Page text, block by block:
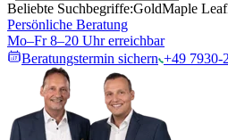
Beliebte Suchbegriffe:GoldMaple Leaf
Persönliche Beratung
Mo–Fr 8–20 Uhr erreichbar
Beratungstermin sichern +49 7930-